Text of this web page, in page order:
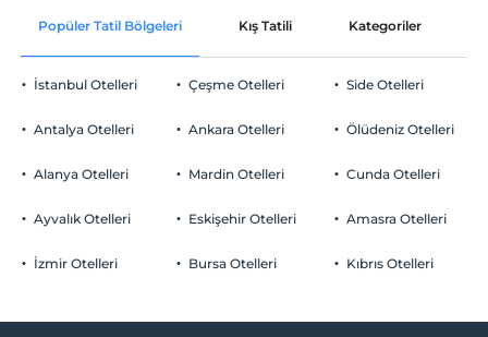
Popüler Tatil Bölgeleri Kış Tatili Kategoriler
İstanbul Otelleri
Antalya Otelleri
Alanya Otelleri
Ayvalık Otelleri
İzmir Otelleri
Çeşme Otelleri
Ankara Otelleri
Mardin Otelleri
Eskişehir Otelleri
Bursa Otelleri
Side Otelleri
Ölüdeniz Otelleri
Cunda Otelleri
Amasra Otelleri
Kıbrıs Otelleri